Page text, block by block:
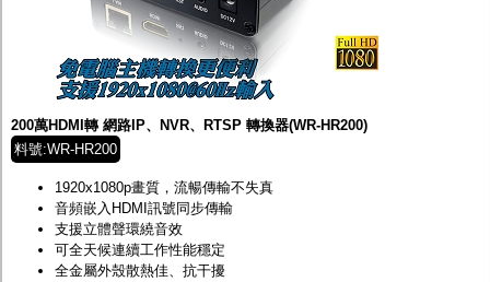
200萬HDMI轉 網路IP、NVR、RTSP 轉換器(WR-HR200)
料號:WR-HR200
1920x1080p畫質，流暢傳輸不失真
音頻嵌入HDMI訊號同步傳輸
支援立體聲環繞音效
可全天候連續工作性能穩定
全金屬外殼散熱佳、抗干擾